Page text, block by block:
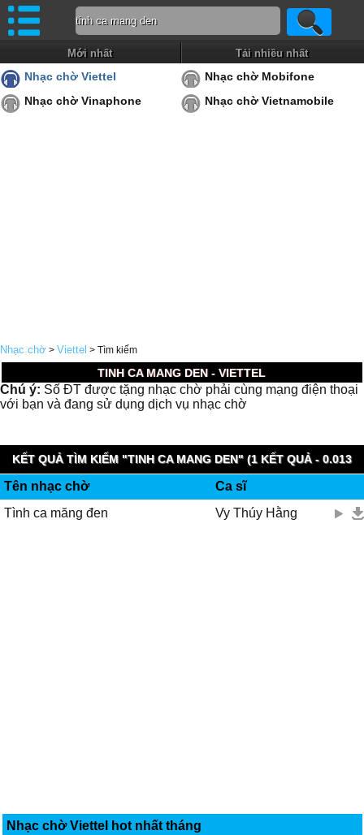
Mới nhất Tải nhiều nhất
Nhạc chờ Viettel
Nhạc chờ Mobifone
Nhạc chờ Vinaphone
Nhạc chờ Vietnamobile
Nhạc chờ > Viettel > Tìm kiếm
TINH CA MANG DEN - VIETTEL
Chú ý: Số ĐT được tặng nhạc chờ phải cùng mạng điện thoại
với bạn và đang sử dụng dịch vụ nhạc chờ
KẾT QUẢ TÌM KIẾM "TINH CA MANG DEN" (1 KẾT QUẢ - 0.013
Tên nhạc chờ
Ca sĩ
Tình ca măng đen
Vy Thúy Hằng
Nhạc chờ Viettel hot nhất tháng